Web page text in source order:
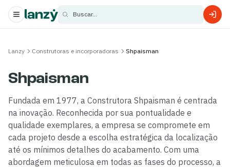
Buscar...
Lanzy Construtoras e incorporadoras Shpaisman
Shpaisman
Fundada em 1977, a Construtora Shpaisman é centrada
na inovação. Reconhecida por sua pontualidade e
qualidade exemplares, a empresa se compromete em
cada projeto desde a escolha estratégica da localização
até os mínimos detalhes do acabamento. Com uma
abordagem meticulosa em todas as fases do processo, a